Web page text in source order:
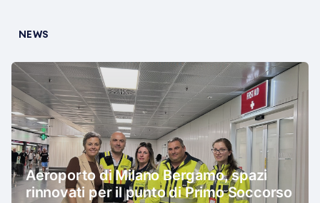
NEWS
Aeroporto di Milano Bergamo, spazi
rinnovati per il punto di Primo Soccorso